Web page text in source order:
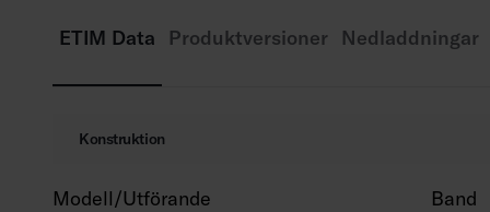
ETIM Data Produktversioner Nedladdningar
Konstruktion
Modell/Utförande
Band